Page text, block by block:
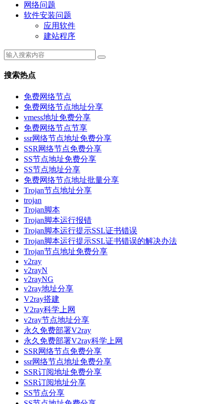
网络问题
软件安装问题
应用软件
建站程序
搜索热点
免费网络节点
免费网络节点地址分享
vmess地址免费分享
免费网络节点节享
ssr网络节点地址免费分享
SSR网络节点免费分享
SS节点地址免费分享
SS节点地址分享
免费网络节点地址批量分享
Trojan节点地址分享
trojan
Trojan脚本
Trojan脚本运行报错
Trojan脚本运行提示SSL证书错误
Trojan脚本运行提示SSL证书错误的解决办法
Trojan节点地址免费分享
v2ray
v2rayN
v2rayNG
v2ray地址分享
V2ray搭建
V2ray科学上网
v2ray节点地址分享
永久免费部署V2ray
永久免费部署V2ray科学上网
SSR网络节点免费分享
ssr网络节点地址免费分享
SSR订阅地址免费分享
SSR订阅地址分享
SS节点分享